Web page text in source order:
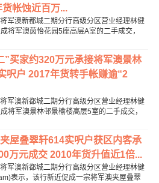
帐蚀近百万...
军澳新都城二期分行高级分区营业经理林健
将军澳茵怡花园5座高层A室的二手成交，
”买家约320万元承接将军澳景林
呎户 2017年货转手帐赚逾“2
军澳新都城二期分行高级分区营业经理林健
将军澳景林邨景榆楼高层5室的二手成交，
屋叠翠轩614实呎户获区内客承
万元成交 2010年货升值近1倍...
军澳新都城二期分行高级分区营业经理林健
表示，该行新近促成一宗将军澳夹屋叠翠